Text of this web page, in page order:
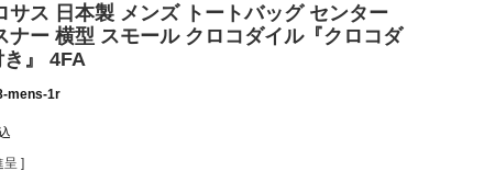
サス 日本製 メンズ トートバッグ センター
ナー 横型 スモール クロコダイル『クロコダ
』 4FA
mens-1r
呈 ]